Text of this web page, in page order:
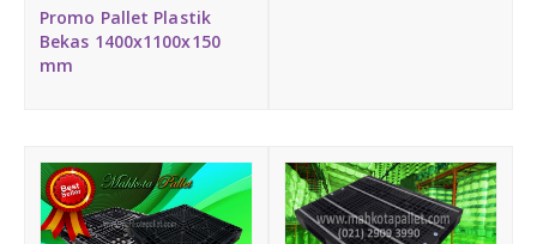
Promo Pallet Plastik
Bekas 1400x1100x150
mm